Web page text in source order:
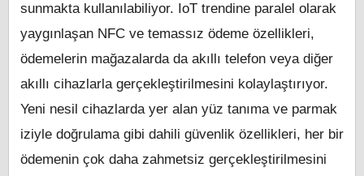
sunmakta kullanılabiliyor. IoT trendine paralel olarak
yaygınlaşan NFC ve temassız ödeme özellikleri,
ödemelerin mağazalarda da akıllı telefon veya diğer
akıllı cihazlarla gerçekleştirilmesini kolaylaştırıyor.
Yeni nesil cihazlarda yer alan yüz tanıma ve parmak
iziyle doğrulama gibi dahili güvenlik özellikleri, her bir
ödemenin çok daha zahmetsiz gerçekleştirilmesini